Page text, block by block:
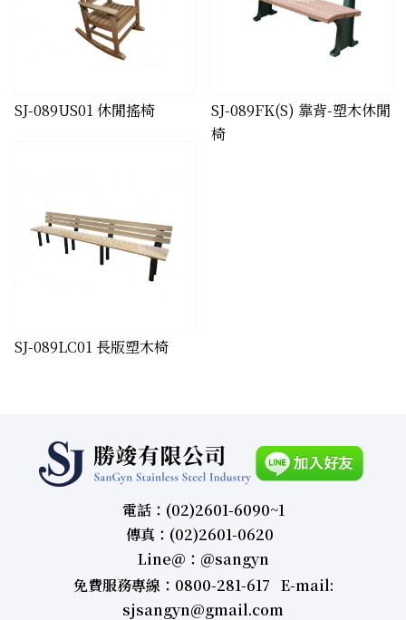
SJ-089US01 休閒搖椅
SJ-089FK(S) 靠背-塑木休閒
椅
SJ-089LC01 長版塑木椅
電話：(02)2601-6090~1
傳真：(02)2601-0620
Line＠：＠sangyn
免費服務專線：0800-281-617 E-mail:
sjsangyn@gmail.com